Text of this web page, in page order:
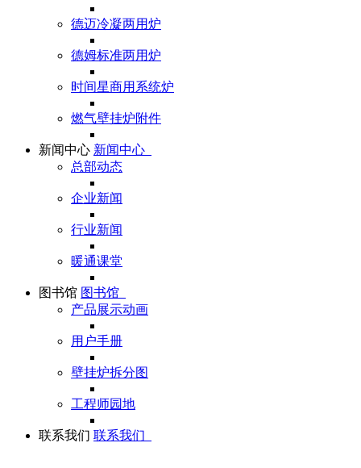
德迈冷凝两用炉
德姆标准两用炉
时间星商用系统炉
燃气壁挂炉附件
新闻中心 新闻中心
总部动态
企业新闻
行业新闻
暖通课堂
图书馆 图书馆
产品展示动画
用户手册
壁挂炉拆分图
工程师园地
联系我们 联系我们